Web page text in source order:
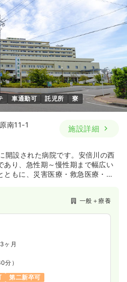
詳細を見る
一時募集休止
以上可
一時募集休止
分）
験可
車通勤可 託児所 寮
南11-1
施設詳細
設された病院です。安倍川の西
あり、急性期～慢性期まで幅広い
もに、災害医療・救急医療・予
一般＋療養
ヶ月
分）
第二新卒可